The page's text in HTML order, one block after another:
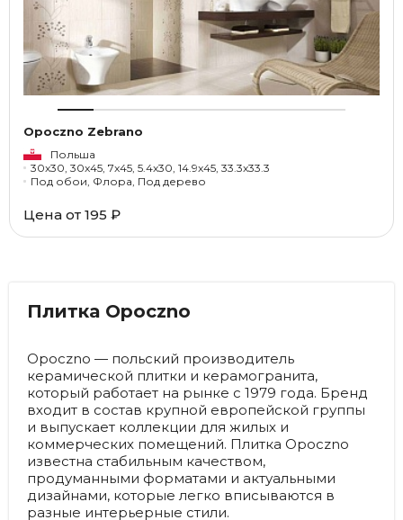
Opoczno Zebrano
Польша
30x30, 30x45, 7x45, 5.4x30, 14.9x45, 33.3x33.3
Под обои, Флора, Под дерево
Цена от 195 ₽
Плитка Opoczno
Opoczno — польский производитель
керамической плитки и керамогранита,
который работает на рынке с 1979 года. Бренд
входит в состав крупной европейской группы
и выпускает коллекции для жилых и
коммерческих помещений. Плитка Opoczno
известна стабильным качеством,
продуманными форматами и актуальными
дизайнами, которые легко вписываются в
разные интерьерные стили.